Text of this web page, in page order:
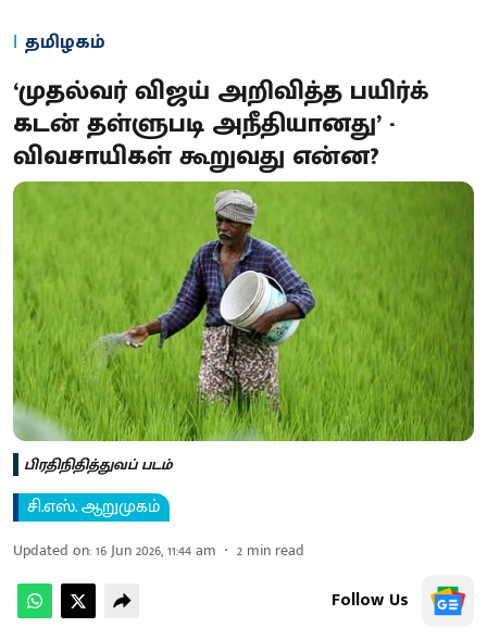
தமிழகம்
‘முதல்வர் விஜய் அறிவித்த பயிர்க்
கடன் தள்ளுபடி அநீதியானது’ -
விவசாயிகள் கூறுவது என்ன?
பிரதிநிதித்துவப் படம்
சி.எஸ். ஆறுமுகம்
Updated on:16 Jun 2026, 11:44 am 2 min read
Follow Us